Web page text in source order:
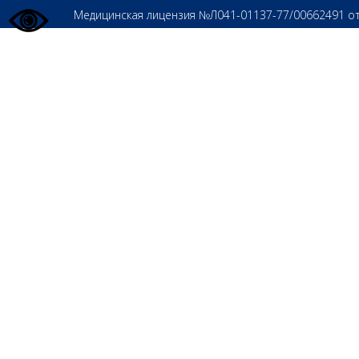
Медицинская лицензия №Л041-01137-77/00662491